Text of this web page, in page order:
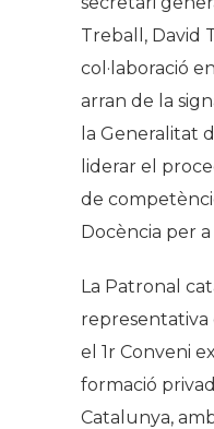
Treball, David
col·laboració
arran de la
la Generalitat
liderar el
de
Docència per a
La Patronal
representativa
el 1r Conveni
formació
Catalunya,